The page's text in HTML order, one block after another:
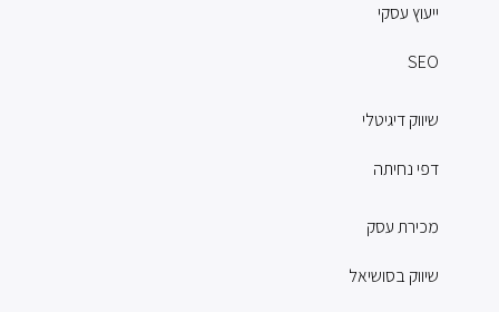
ייעוץ עסקי
SEO
שיווק דיגיטלי
דפי נחיתה
מכירת עסק
שיווק בסושיאל